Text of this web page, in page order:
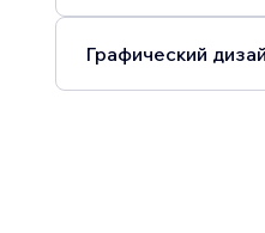
Графический